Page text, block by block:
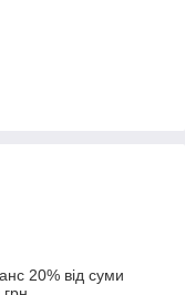
20% від суми